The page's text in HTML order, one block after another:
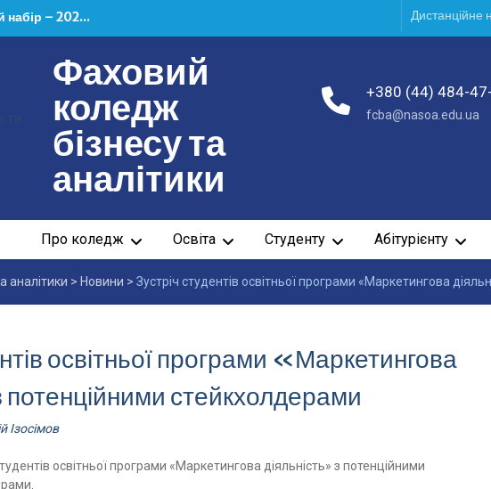
набір – 202...
відбулася...
Дистанційне
Фаховий
коледж
бізнесу та
аналітики
+380 (44) 484-
fcba@nasoa.edu.ua
Про коледж Освіта Студенту Абітурієнту
аналітики > Новини > Зустріч студентів освітньої програми «Маркетингова
освітньої програми «Маркетингова
потенційними стейкхолдерами
Ізосімов